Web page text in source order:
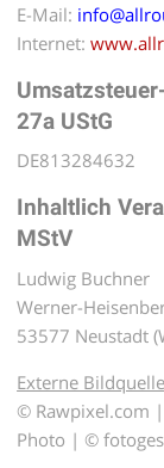
E-Mail:
Internet:
27a UStG
DE813284632
Inhaltlich
MStV
Ludwig Buchner
Werner-
53577 Neustadt
Externe
© Rawpixel.com
Photo | ©